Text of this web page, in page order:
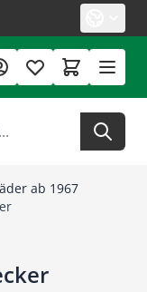
ab 1967